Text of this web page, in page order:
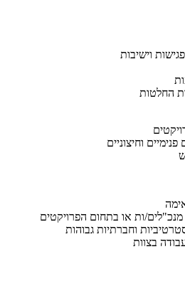
וישיבות
החלטות
וחיצוניים
מנכ"לים/ות או בתחום הפרויקטים
וחברתיות גבוהות
בצוות